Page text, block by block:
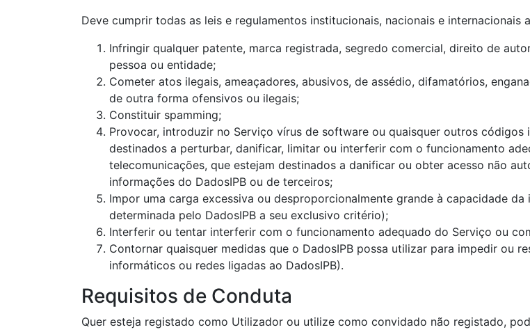
Deve cumprir todas as leis e regulamentos institucionais, nacionais e internacionais
Infringir qualquer patente, marca registrada, segredo comercial, direito de
pessoa ou entidade;
Cometer atos ilegais, ameaçadores, abusivos, de assédio, difamatórios,
de outra forma ofensivos ou ilegais;
Constituir spamming;
Provocar, introduzir no Serviço vírus de software ou quaisquer outros
destinados a perturbar, danificar, limitar ou interferir com o funcionamento
telecomunicações, que estejam destinados a danificar ou obter acesso não
informações do DadosIPB ou de terceiros;
Impor uma carga excessiva ou desproporcionalmente grande à capacidade
determinada pelo DadosIPB a seu exclusivo critério);
Interferir ou tentar interferir com o funcionamento adequado do Serviço ou
Contornar quaisquer medidas que o DadosIPB possa utilizar para impedir ou
informáticos ou redes ligadas ao DadosIPB).
Requisitos de Conduta
Quer esteja registado como Utilizador ou utilize como convidado não registado,